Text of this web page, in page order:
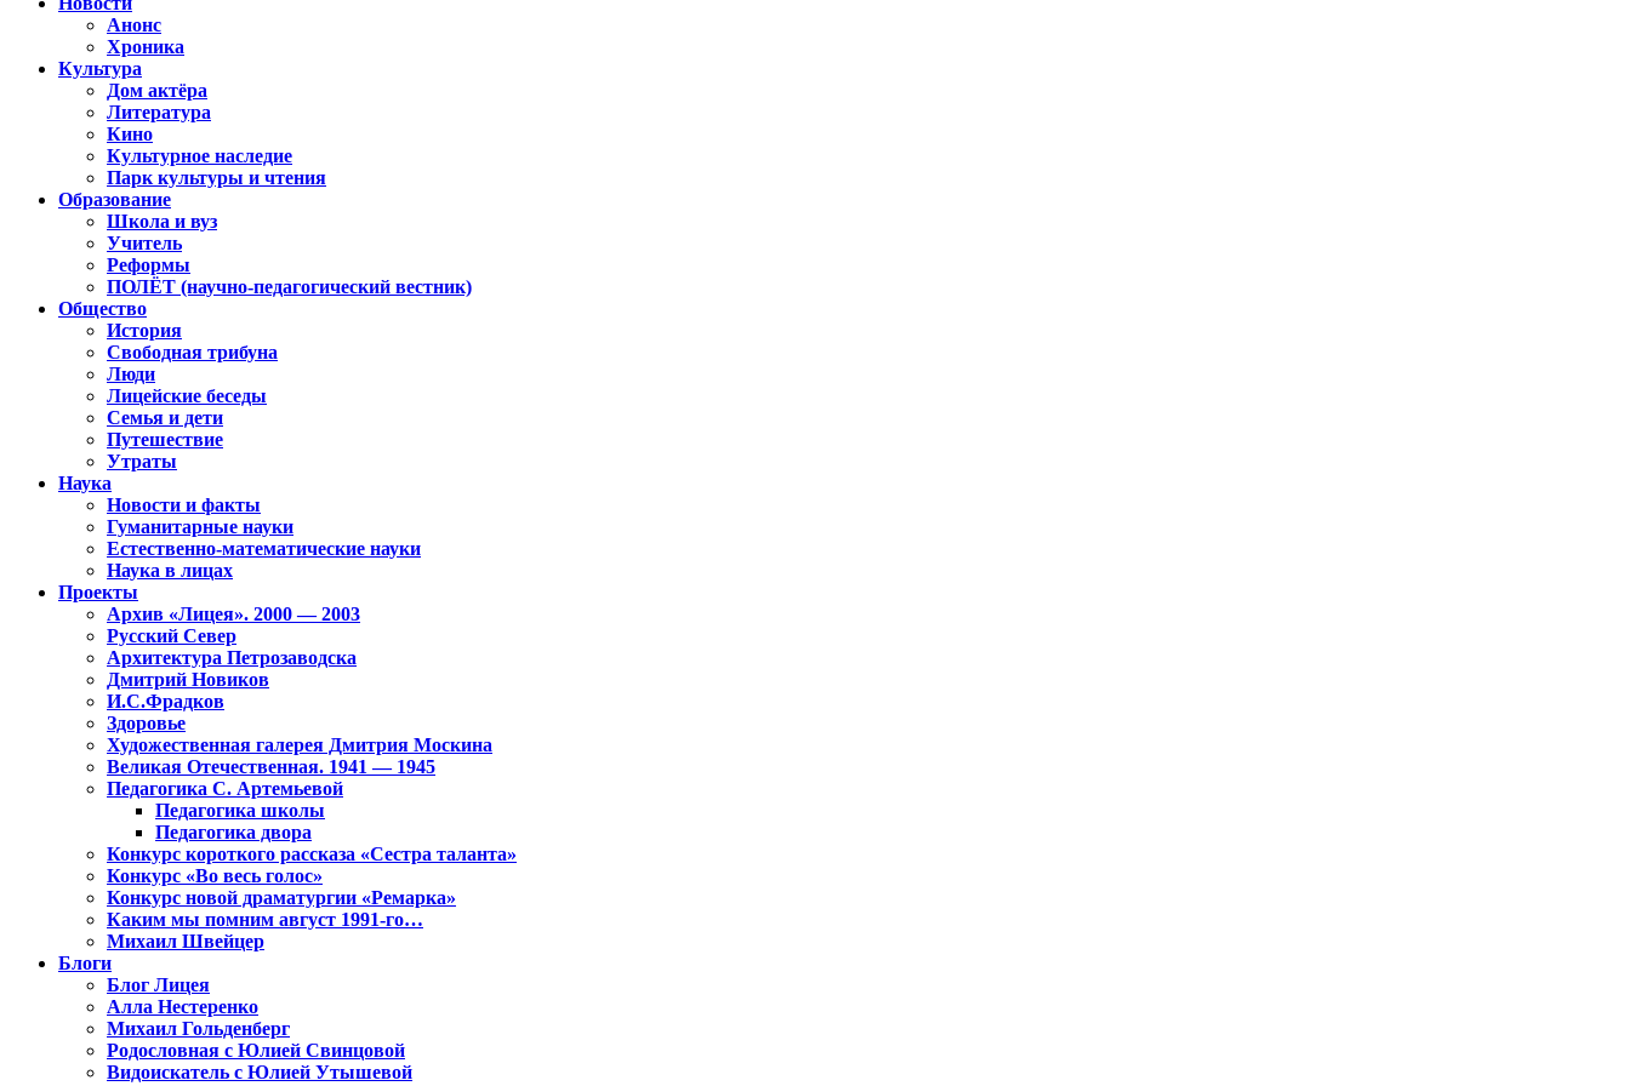
Анонс
Хроника
Культура
Дом актёра
Литература
Кино
Культурное наследие
Парк культуры и чтения
Образование
Школа и вуз
Учитель
Реформы
ПОЛЁТ (научно-педагогический вестник)
Общество
История
Свободная трибуна
Люди
Лицейские беседы
Семья и дети
Путешествие
Утраты
Наука
Новости и факты
Гуманитарные науки
Естественно-математические науки
Наука в лицах
Проекты
Архив «Лицея». 2000 — 2003
Русский Север
Архитектура Петрозаводска
Дмитрий Новиков
И.С.Фрадков
Здоровье
Художественная галерея Дмитрия Москина
Великая Отечественная. 1941 — 1945
Педагогика С. Артемьевой
Педагогика школы
Педагогика двора
Конкурс короткого рассказа «Сестра таланта»
Конкурс «Во весь голос»
Конкурс новой драматургии «Ремарка»
Каким мы помним август 1991-го…
Михаил Швейцер
Блоги
Блог Лицея
Алла Нестеренко
Михаил Гольденберг
Родословная с Юлией Свинцовой
Видоискатель с Юлией Утышевой